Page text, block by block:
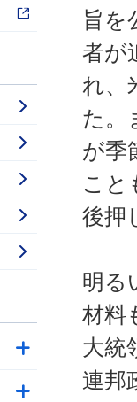
旨を
者が
れ、
た。
が季
こと
後押
明る
材料
大統
連邦